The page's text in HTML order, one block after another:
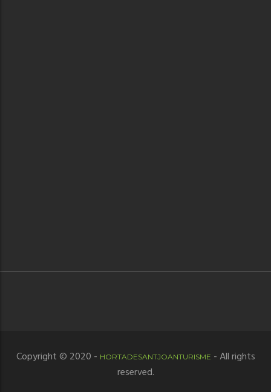
Copyright © 2020 - HORTADESANTJOANTURISME - All rights
reserved.